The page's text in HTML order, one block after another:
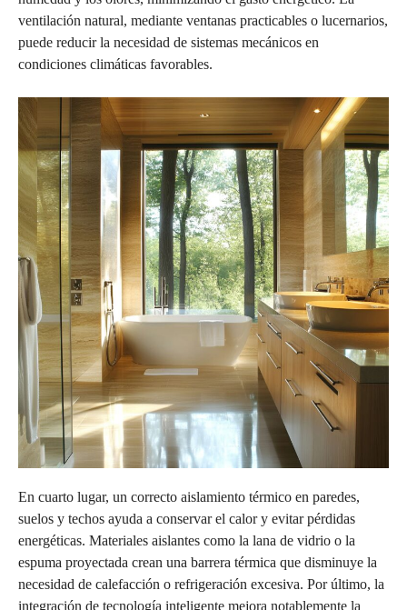
ventilación natural, mediante ventanas practicables o lucernarios,
puede reducir la necesidad de sistemas mecánicos en
condiciones climáticas favorables.
En cuarto lugar, un correcto aislamiento térmico en paredes,
suelos y techos ayuda a conservar el calor y evitar pérdidas
energéticas. Materiales aislantes como la lana de vidrio o la
espuma proyectada crean una barrera térmica que disminuye la
necesidad de calefacción o refrigeración excesiva. Por último, la
integración de tecnología inteligente mejora notablemente la